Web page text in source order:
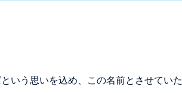
いう思いを込め、この名前とさせていた